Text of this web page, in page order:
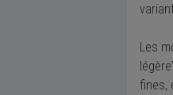
Les
fines,